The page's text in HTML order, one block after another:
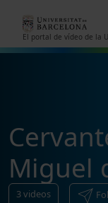
El portal de vídeo de la
Miguel
3videos